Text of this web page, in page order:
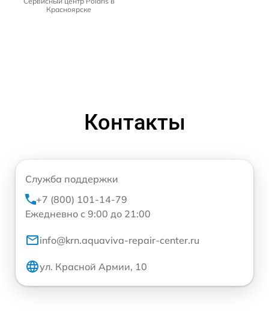
Красноярске
Контакты
Служба поддержки
+7 (800) 101-14-79
Ежедневно с 9:00 до 21:00
info@krn.aquaviva-repair-center.ru
ул. Красной Армии, 10